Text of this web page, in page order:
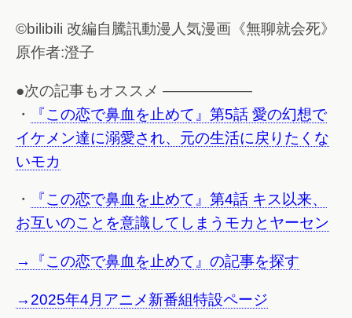
©bilibili 改編自騰訊動漫人気漫画《無聊就会死》
原作者:澄子
●次の記事もオススメ ——————
・
『この恋で鼻血を止めて』第5話 愛の幻想で
イケメン達に溺愛され、元の生活に戻りたくな
いモカ
・
『この恋で鼻血を止めて』第4話 キス以来、
お互いのことを意識してしまうモカとヤーセン
→『この恋で鼻血を止めて』の記事を探す
→2025年4月アニメ新番組特設ページ